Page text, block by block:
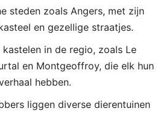
steden zoals Angers, met zijn
en gezellige straatjes.
in de regio, zoals Le
en Montgeoffroy, die elk hun
hebben.
liggen diverse dierentuinen